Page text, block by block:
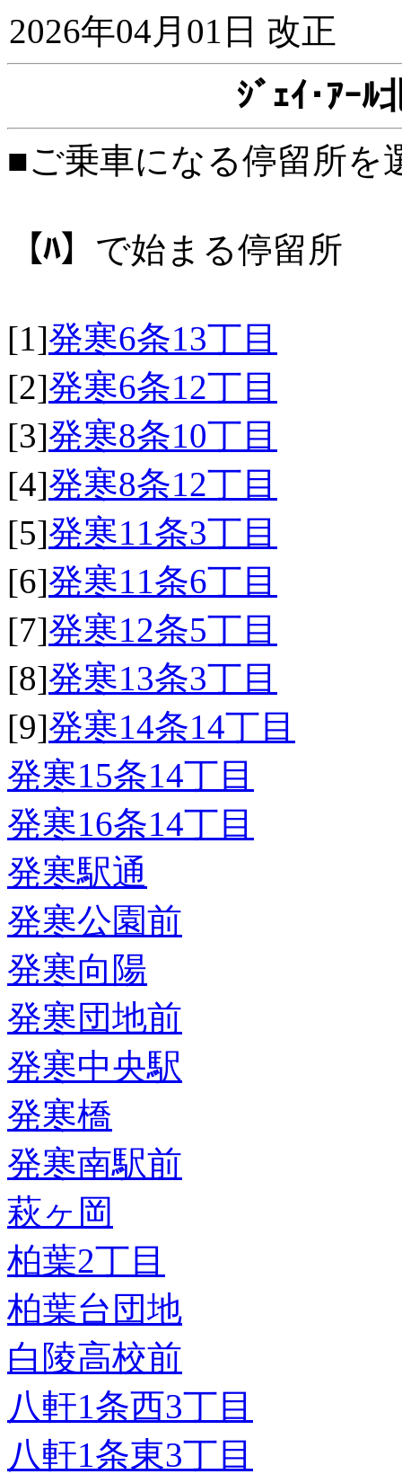
2026年04月01日 改正
ｼﾞｪｲ･ｱｰﾙ
■ご乗車になる停留所を
【ﾊ】 で始まる停留所
[1]発寒6条13丁目
[2]発寒6条12丁目
[3]発寒8条10丁目
[4]発寒8条12丁目
[5]発寒11条3丁目
[6]発寒11条6丁目
[7]発寒12条5丁目
[8]発寒13条3丁目
[9]発寒14条14丁目
発寒15条14丁目
発寒16条14丁目
発寒駅通
発寒公園前
発寒向陽
発寒団地前
発寒中央駅
発寒橋
発寒南駅前
萩ヶ岡
柏葉2丁目
柏葉台団地
白陵高校前
八軒1条西3丁目
八軒1条東3丁目